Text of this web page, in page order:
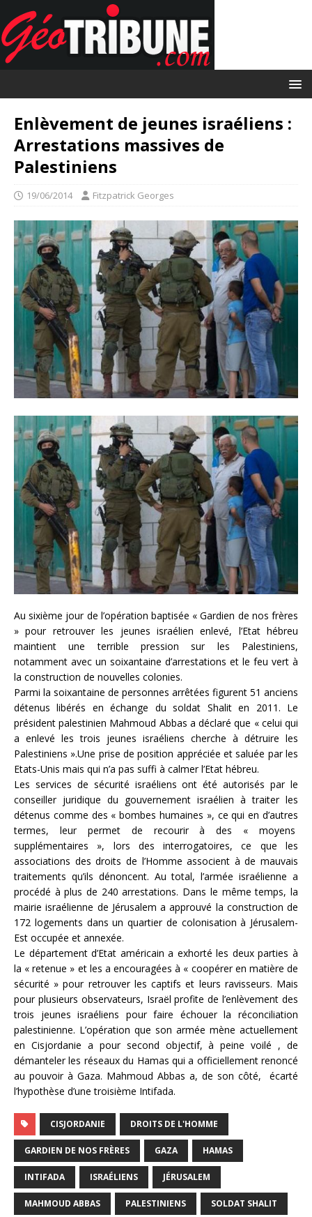
Enlèvement de jeunes israéliens :
Arrestations massives de
Palestiniens
19/06/2014 Fitzpatrick Georges
Au sixième jour de l’opération baptisée « Gardien de nos frères
» pour retrouver les jeunes israélien enlevé, l’Etat hébreu
maintient une terrible pression sur les Palestiniens,
notamment avec un soixantaine d’arrestations et le feu vert à
la construction de nouvelles colonies.
Parmi la soixantaine de personnes arrêtées figurent 51 anciens
détenus libérés en échange du soldat Shalit en 2011. Le
président palestinien Mahmoud Abbas a déclaré que « celui qui
a enlevé les trois jeunes israéliens cherche à détruire les
Palestiniens ».Une prise de position appréciée et saluée par les
Etats-Unis mais qui n’a pas suffi à calmer l’Etat hébreu.
Les services de sécurité israéliens ont été autorisés par le
conseiller juridique du gouvernement israélien à traiter les
détenus comme des « bombes humaines », ce qui en d’autres
termes, leur permet de recourir à des « moyens
supplémentaires », lors des interrogatoires, ce que les
associations des droits de l’Homme associent à de mauvais
traitements qu’ils dénoncent. Au total, l’armée israélienne a
procédé à plus de 240 arrestations. Dans le même temps, la
mairie israélienne de Jérusalem a approuvé la construction de
172 logements dans un quartier de colonisation à Jérusalem-
Est occupée et annexée.
Le département d’Etat américain a exhorté les deux parties à
la « retenue » et les a encouragées à « coopérer en matière de
sécurité » pour retrouver les captifs et leurs ravisseurs. Mais
pour plusieurs observateurs, Israël profite de l’enlèvement des
trois jeunes israéliens pour faire échouer la réconciliation
palestinienne. L’opération que son armée mène actuellement
en Cisjordanie a pour second objectif, à peine voilé , de
démanteler les réseaux du Hamas qui a officiellement renoncé
au pouvoir à Gaza. Mahmoud Abbas a, de son côté, écarté
l’hypothèse d’une troisième Intifada.
CISJORDANIE DROITS DE L'HOMME
GARDIEN DE NOS FRÈRES GAZA HAMAS
INTIFADA ISRAÉLIENS JÉRUSALEM
MAHMOUD ABBAS PALESTINIENS SOLDAT SHALIT